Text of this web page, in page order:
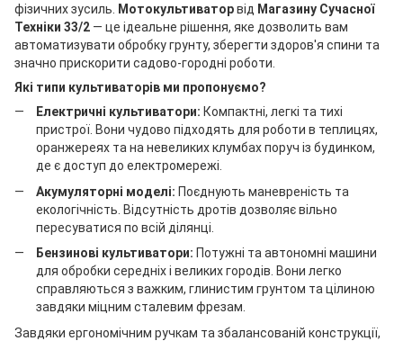
фізичних зусиль. Мотокультиваторвід Магазину Сучасної
Техніки 33/2 — це ідеальне рішення, яке дозволить вам
автоматизувати обробку грунту, зберегти здоров'я спини та
значно прискорити садово-городні роботи.
Які типи культиваторів ми пропонуємо?
Електричні культиватори: Компактні, легкі та тихі
пристрої. Вони чудово підходять для роботи в теплицях,
оранжереях та на невеликих клумбах поруч із будинком,
де є доступ до електромережі.
Акумуляторні моделі: Поєднують маневреність та
екологічність. Відсутність дротів дозволяє вільно
пересуватися по всій ділянці.
Бензинові культиватори: Потужні та автономні машини
для обробки середніх і великих городів. Вони легко
справляються з важким, глинистим грунтом та цілиною
завдяки міцним сталевим фрезам.
Завдяки ергономічним ручкам та збалансованій конструкції,